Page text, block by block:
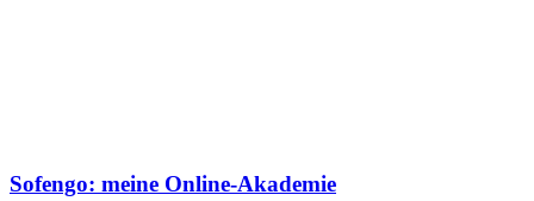
Sofengo: meine Online-Akademie